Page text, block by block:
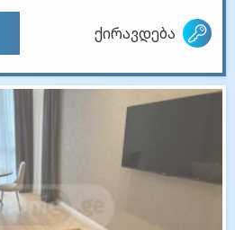
ქირავდება